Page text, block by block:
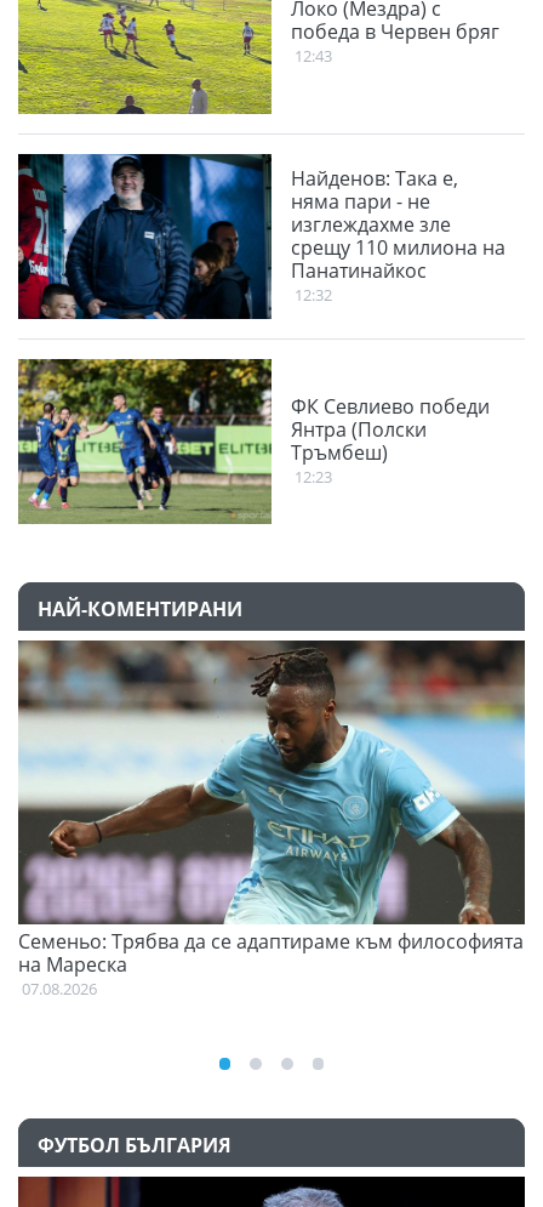
Локо (Мездра) с
победа в Червен бряг
12:43
Найденов: Така е,
няма пари - не
изглеждахме зле
срещу 110 милиона на
Панатинайкос
12:32
ФК Севлиево победи
Янтра (Полски
Тръмбеш)
12:23
НАЙ-КОМЕНТИРАНИ
Семеньо: Трябва да се адаптираме към философията
на Мареска
07.08.2026
ФУТБОЛ БЪЛГАРИЯ